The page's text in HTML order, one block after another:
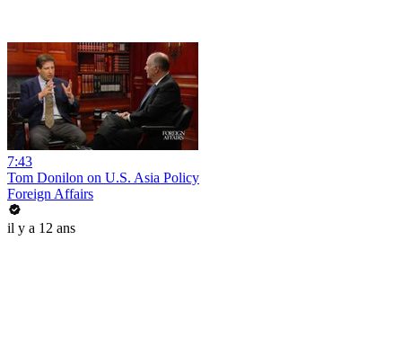
7:43
Tom Donilon on U.S. Asia Policy
Foreign Affairs
il y a 12 ans